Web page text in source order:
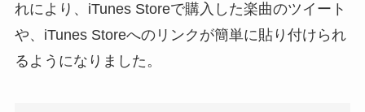
れにより、iTunes Storeで購入した楽曲のツイート
や、iTunes Storeへのリンクが簡単に貼り付けられ
るようになりました。